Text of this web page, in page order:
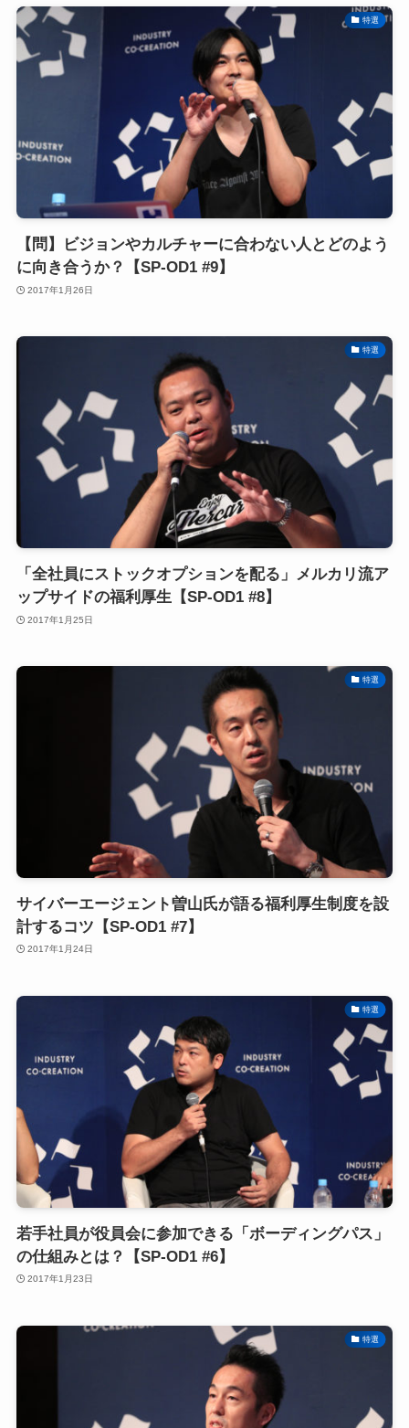
特選
【問】ビジョンやカルチャーに合わない人とどのよう
に向き合うか？【SP-OD1 #9】
2017年1月26日
特選
「全社員にストックオプションを配る」メルカリ流ア
ップサイドの福利厚生【SP-OD1 #8】
2017年1月25日
特選
サイバーエージェント曽山氏が語る福利厚生制度を設
計するコツ【SP-OD1 #7】
2017年1月24日
特選
若手社員が役員会に参加できる「ボーディングパス」
の仕組みとは？【SP-OD1 #6】
2017年1月23日
特選